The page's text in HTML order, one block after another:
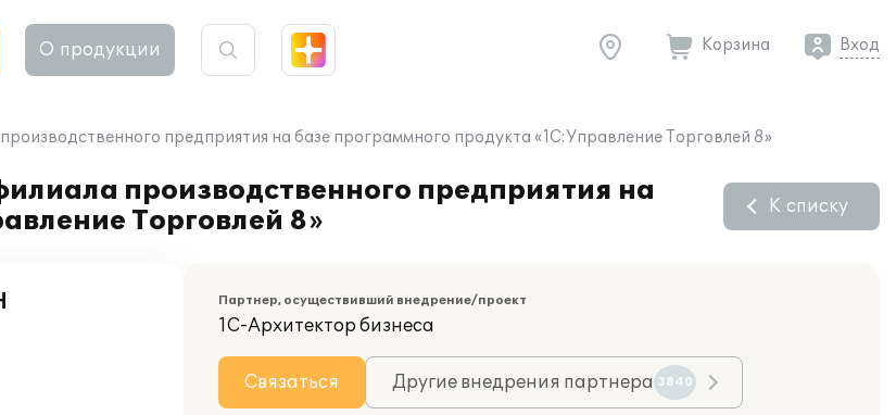
О продукции Корзина Вход
предприятия на базе программного продукта «1С:Управление Торговлей 8»
производственного предприятия на
Торговлей 8»
К списку
Партнер, осуществивший внедрение/проект
1С-Архитектор бизнеса
Связаться Другие внедрения партнера 3840